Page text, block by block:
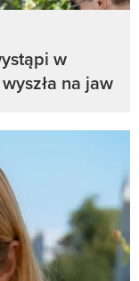
w
na jaw